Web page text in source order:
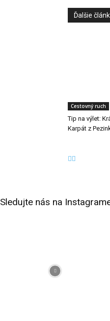
Ďalšie
Cestovný ruch
Tip na výlet:
Karpát z
Sledujte nás na